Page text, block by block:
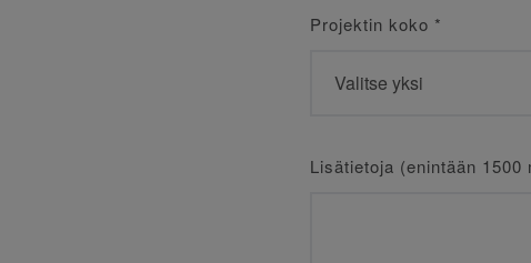
Projektin koko *
Lisätietoja (enintään 1500